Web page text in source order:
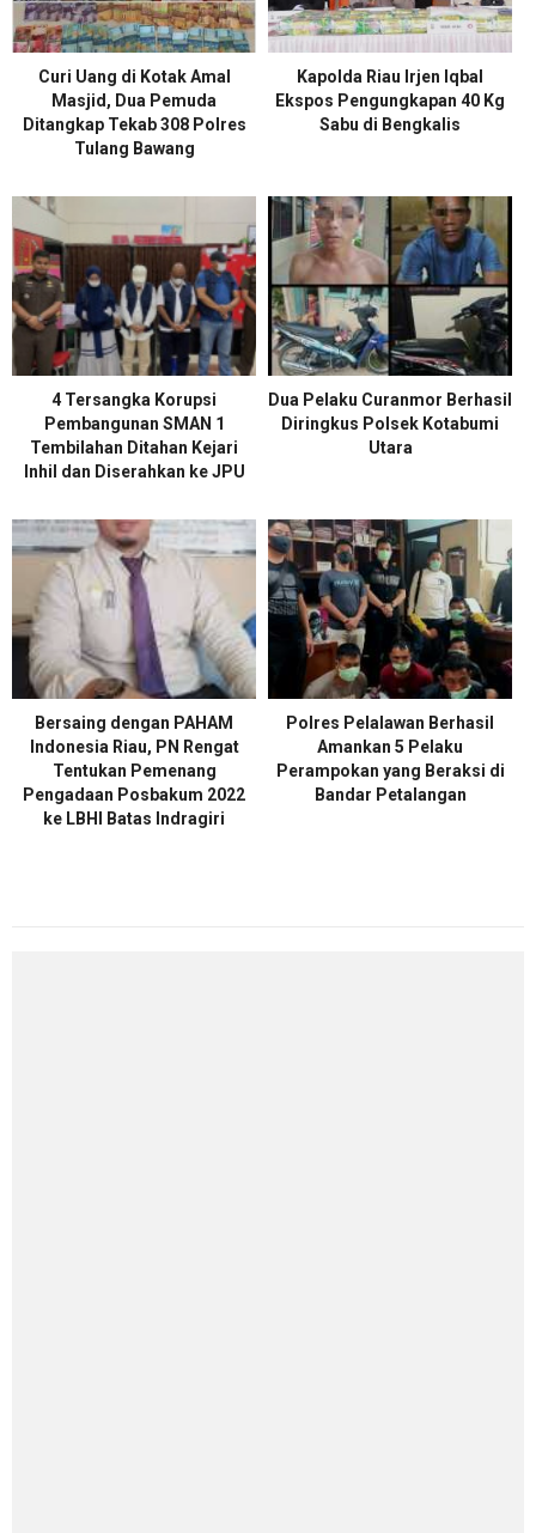
Curi Uang di Kotak Amal
Masjid, Dua Pemuda
Ditangkap Tekab 308 Polres
Tulang Bawang
Kapolda Riau Irjen Iqbal
Ekspos Pengungkapan 40 Kg
Sabu di Bengkalis
4 Tersangka Korupsi
Pembangunan SMAN 1
Tembilahan Ditahan Kejari
Inhil dan Diserahkan ke JPU
Dua Pelaku Curanmor Berhasil
Diringkus Polsek Kotabumi
Utara
Bersaing dengan PAHAM
Indonesia Riau, PN Rengat
Tentukan Pemenang
Pengadaan Posbakum 2022
ke LBHI Batas Indragiri
Polres Pelalawan Berhasil
Amankan 5 Pelaku
Perampokan yang Beraksi di
Bandar Petalangan